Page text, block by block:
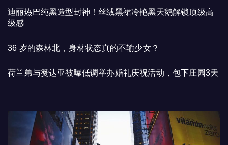
迪丽热巴纯黑造型封神！丝绒黑裙冷艳黑天鹅解锁顶级高
级感
36 岁的森林北，身材状态真的不输少女？
荷兰弟与赞达亚被曝低调举办婚礼庆祝活动，包下庄园3天